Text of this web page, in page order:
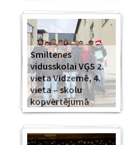
Smiltenes
vidusskolai VĢS 2.
vieta Vidzemē, 4.
vieta – skolu
kopvērtējumā